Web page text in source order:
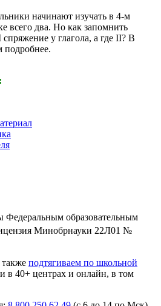
начинают изучать в 4-м
всего два. Но как запомнить
у глагола, а где II? В
подробнее.
Федеральным образовательным
Минобрнауки 22Л01 №
также подтягиваем по школьной
в 40+ центрах и онлайн, в том